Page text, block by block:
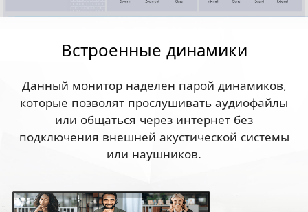
Встроенные динамики
Данный монитор наделен парой динамиков,
которые позволят прослушивать аудиофайлы
или общаться через интернет без
подключения внешней акустической системы
или наушников.